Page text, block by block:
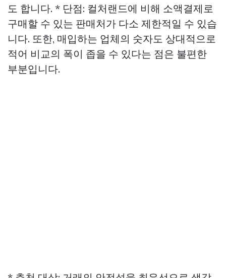
도 합니다. * 단점: 컬처랜드에 비해 소액결제로
구매할 수 있는 판매처가 다소 제한적일 수 있습
니다. 또한, 매입하는 업체의 숫자도 상대적으로
적어 비교의 폭이 좁을 수 있다는 점은 불편한
부분입니다.